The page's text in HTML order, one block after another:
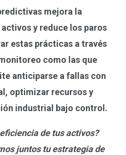
mejora la
y reduce los paros
estas prácticas a través
como las que
anticiparse a fallas con
optimizar recursos y
industrial bajo control.
de tus activos?
juntos tu estrategia de